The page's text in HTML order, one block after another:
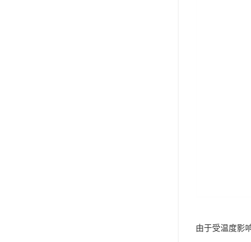
由于受温度影